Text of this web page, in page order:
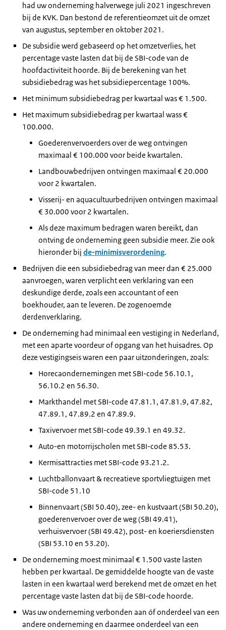
had uw onderneming halverwege juli 2021 ingeschreven
bij de KVK. Dan bestond de referentieomzet uit de omzet
van augustus, september en oktober 2021.
De subsidie werd gebaseerd op het omzetverlies, het
percentage vaste lasten dat bij de SBI-code van de
hoofdactiviteit hoorde. Bij de berekening van het
subsidiebedrag was het subsidiepercentage 100%.
Het minimum subsidiebedrag per kwartaal was € 1.500.
Het maximum subsidiebedrag per kwartaal wass €
100.000.
Goederenvervoerders over de weg ontvingen
maximaal € 100.000 voor beide kwartalen.
Landbouwbedrijven ontvingen maximaal € 20.000
voor 2 kwartalen.
Visserij- en aquacultuurbedrijven ontvingen maximaal
€ 30.000 voor 2 kwartalen.
Als deze maximum bedragen waren bereikt, dan
ontving de onderneming geen subsidie meer. Zie ook
hieronder bij de-minimisverordening.
Bedrijven die een subsidiebedrag van meer dan € 25.000
aanvroegen, waren verplicht een verklaring van een
deskundige derde, zoals een accountant of een
boekhouder, aan te leveren. De zogenoemde
derdenverklaring.
De onderneming had minimaal een vestiging in Nederland,
met een aparte voordeur of opgang van het huisadres. Op
deze vestigingseis waren een paar uitzonderingen, zoals:
Horecaondernemingen met SBI-code 56.10.1,
56.10.2 en 56.30.
Markthandel met SBI-code 47.81.1, 47.81.9, 47.82,
47.89.1, 47.89.2 en 47.89.9.
Taxivervoer met SBI-code 49.39.1 en 49.32.
Auto-en motorrijscholen met SBI-code 85.53.
Kermisattracties met SBI-code 93.21.2.
Luchtballonvaart & recreatieve sportvliegtuigen met
SBI-code 51.10
Binnenvaart (SBI 50.40), zee- en kustvaart (SBI 50.20),
goederenvervoer over de weg (SBI 49.41),
verhuisvervoer (SBI 49.42), post- en koeriersdiensten
(SBI 53.10 en 53.20).
De onderneming moest minimaal € 1.500 vaste lasten
hebben per kwartaal. De gemiddelde hoogte van de vaste
lasten in een kwartaal werd berekend met de omzet en het
percentage vaste lasten dat bij de SBI-code hoorde.
Was uw onderneming verbonden aan óf onderdeel van een
andere onderneming en daarmee onderdeel van een